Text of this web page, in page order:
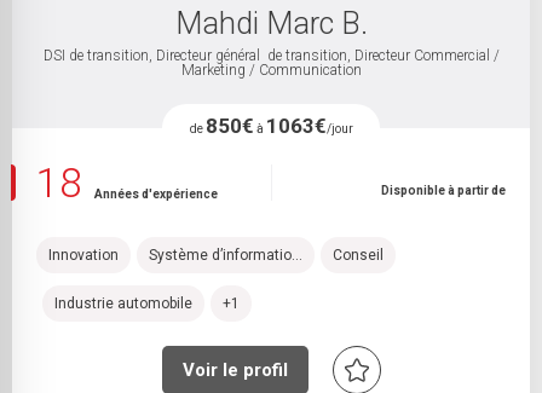
Mahdi Marc B.
DSI de transition, Directeur général de transition, Directeur Commercial /
Marketing / Communication
de 850€ à 1063€/jour
18 Années d'expérience Disponible à partir de
Innovation Système d’informatio... Conseil
Industrie automobile +1
Voir le profil